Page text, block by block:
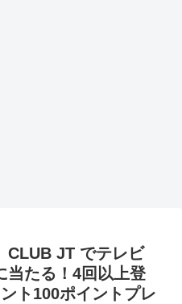
CLUB JT でテレビ
当たる！4回以上登
ト100ポイントプレ